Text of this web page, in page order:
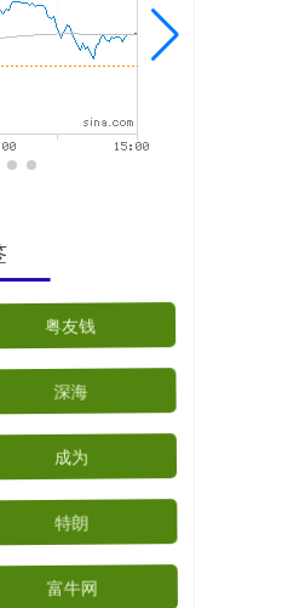
粤友钱
深海
成为
特朗
富牛网